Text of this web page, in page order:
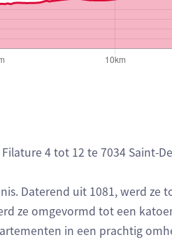
4 tot 12 te 7034 Saint-
Daterend uit 1081, werd ze
ze omgevormd tot een
in een prachtig